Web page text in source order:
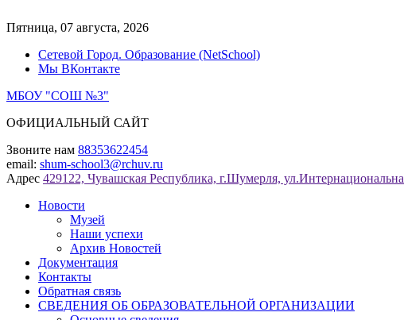
к
Пятница, 07 августа, 2026
Сетевой Город. Образование (NetSchool)
Мы ВКонтакте
МБОУ "СОШ №3"
ОФИЦИАЛЬНЫЙ САЙТ
Звоните нам 88353622454
email: shum-school3@rchuv.ru
Адрес 429122, Чувашская Республика, г.Шумерля,
Новости
Музей
Наши успехи
Архив Новостей
Документация
Контакты
Обратная связь
СВЕДЕНИЯ ОБ ОБРАЗОВАТЕЛЬНОЙ ОРГАНИЗАЦИИ